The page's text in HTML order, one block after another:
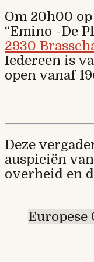
Om 20h00
“Emino -De
2930
Iedereen is
open vanaf
Deze
auspiciën
overheid en
Europese